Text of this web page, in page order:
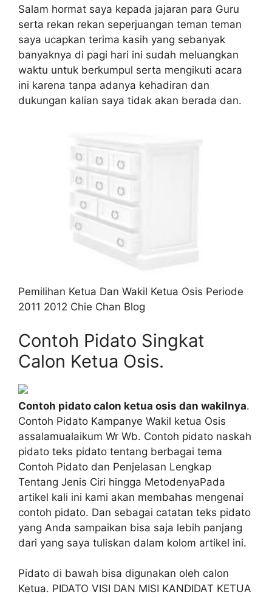
Salam hormat saya kepada jajaran para Guru
serta rekan rekan seperjuangan teman teman
saya ucapkan terima kasih yang sebanyak
banyaknya di pagi hari ini sudah meluangkan
waktu untuk berkumpul serta mengikuti acara
ini karena tanpa adanya kehadiran dan
dukungan kalian saya tidak akan berada dan.
Pemilihan Ketua Dan Wakil Ketua Osis Periode
2011 2012 Chie Chan Blog
Contoh Pidato Singkat
Calon Ketua Osis.
Contoh pidato calon ketua osis dan wakilnya.
Contoh Pidato Kampanye Wakil ketua Osis
assalamualaikum Wr Wb. Contoh pidato naskah
pidato teks pidato tentang berbagai tema
Contoh Pidato dan Penjelasan Lengkap
Tentang Jenis Ciri hingga MetodenyaPada
artikel kali ini kami akan membahas mengenai
contoh pidato. Dan sebagai catatan teks pidato
yang Anda sampaikan bisa saja lebih panjang
dari yang saya tuliskan dalam kolom artikel ini.
Pidato di bawah bisa digunakan oleh calon
Ketua. PIDATO VISI DAN MISI KANDIDAT KETUA